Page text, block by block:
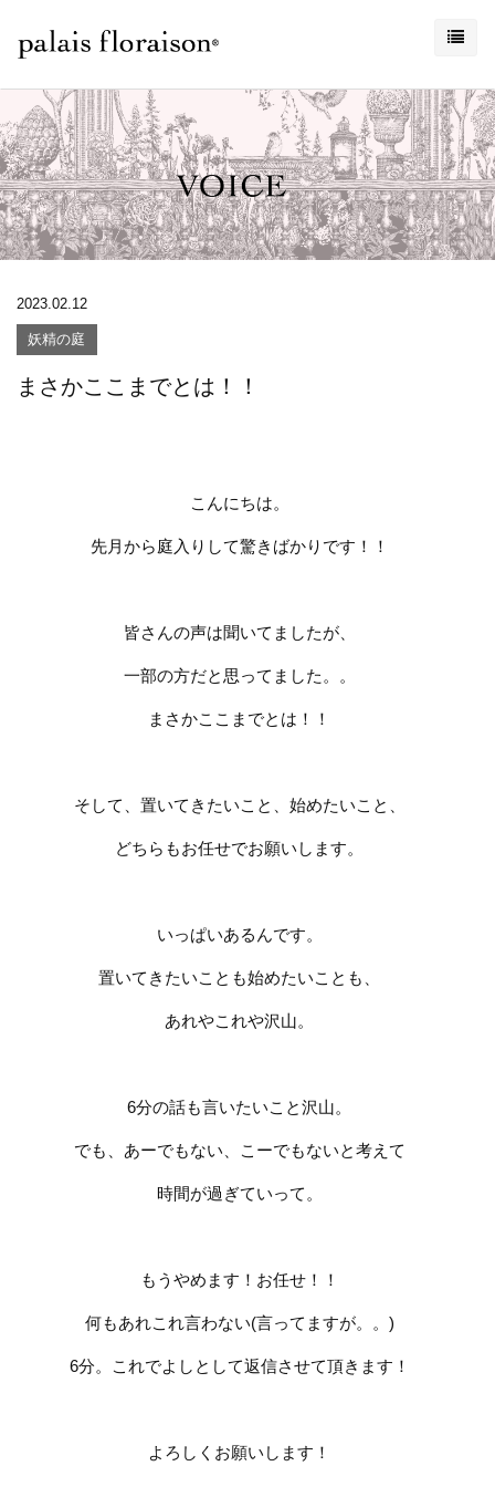
2023.02.12
妖精の庭
まさかここまでとは！！
こんにちは。
先月から庭入りして驚きばかりです！！
皆さんの声は聞いてましたが、
一部の方だと思ってました。。
まさかここまでとは！！
そして、置いてきたいこと、始めたいこと、
どちらもお任せでお願いします。
いっぱいあるんです。
置いてきたいことも始めたいことも、
あれやこれや沢山。
6分の話も言いたいこと沢山。
でも、あーでもない、こーでもないと考えて
時間が過ぎていって。
もうやめます！お任せ！！
何もあれこれ言わない(言ってますが。。 )
6分。これでよしとして返信させて頂きます！
よろしくお願いします！